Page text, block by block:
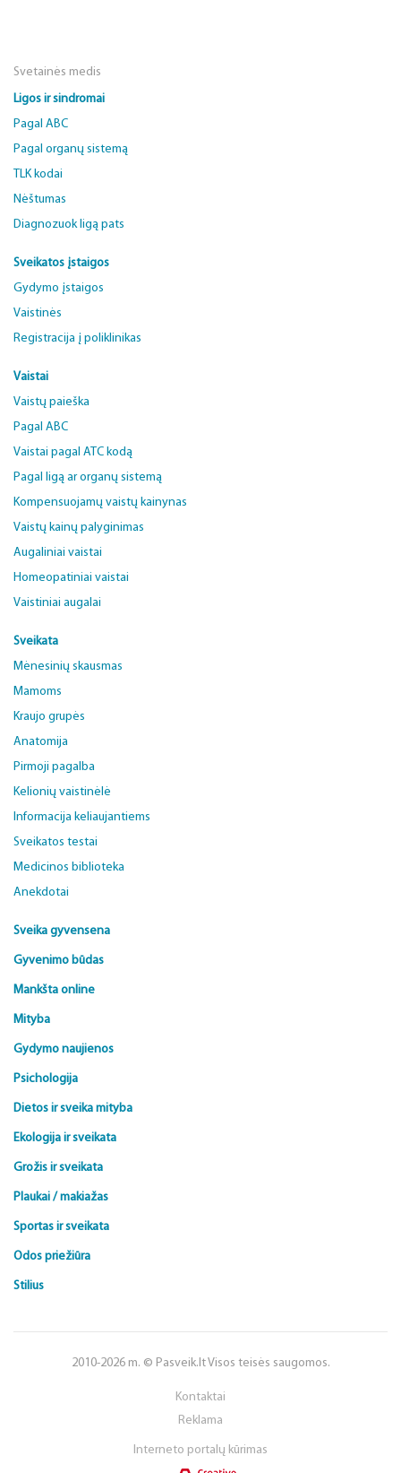
Svetainės medis
Ligos ir sindromai
Pagal ABC
Pagal organų sistemą
TLK kodai
Nėštumas
Diagnozuok ligą pats
Sveikatos įstaigos
Gydymo įstaigos
Vaistinės
Registracija į poliklinikas
Vaistai
Vaistų paieška
Pagal ABC
Vaistai pagal ATC kodą
Pagal ligą ar organų sistemą
Kompensuojamų vaistų kainynas
Vaistų kainų palyginimas
Augaliniai vaistai
Homeopatiniai vaistai
Vaistiniai augalai
Sveikata
Mėnesinių skausmas
Mamoms
Kraujo grupės
Anatomija
Pirmoji pagalba
Kelionių vaistinėlė
Informacija keliaujantiems
Sveikatos testai
Medicinos biblioteka
Anekdotai
Sveika gyvensena
Gyvenimo būdas
Mankšta online
Mityba
Gydymo naujienos
Psichologija
Dietos ir sveika mityba
Ekologija ir sveikata
Grožis ir sveikata
Plaukai / makiažas
Sportas ir sveikata
Odos priežiūra
Stilius
2010-2026 m. © Pasveik.lt Visos teisės saugomos.
Kontaktai
Reklama
Interneto portalų kūrimas